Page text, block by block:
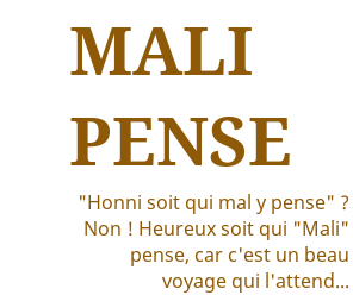
MALI
PENSE
"Honni soit qui mal y pense" ?
Non ! Heureux soit qui "Mali"
pense, car c'est un beau
voyage qui l'attend...